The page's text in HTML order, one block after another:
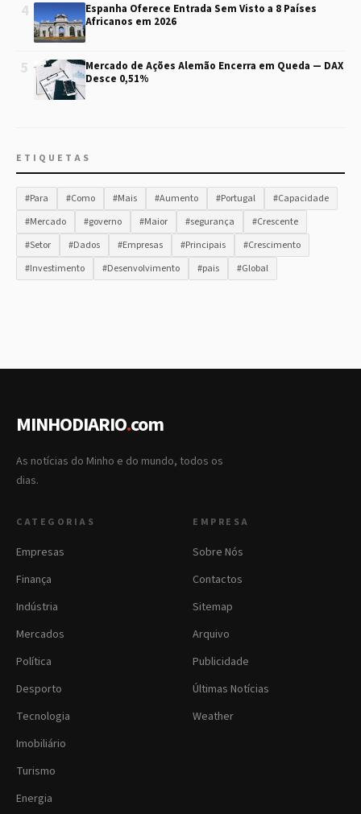
4
Espanha Oferece Entrada Sem Visto a 8 Países
Africanos em 2026
5
Mercado de Ações Alemão Encerra em Queda — DAX
Desce 0,51%
ETIQUETAS
#Para #Como #Mais #Aumento #Portugal
#Capacidade
#Mercado
#governo #Maior #segurança
#Crescente
#Setor
#Dados #Empresas #Principais
#Crescimento
#Investimento
#Desenvolvimento #pais #Global
MINHODIARIO.com
As notícias do Minho e do mundo, todos os
dias.
CATEGORIAS
Empresas
Finança
Indústria
Mercados
Política
Desporto
Tecnologia
Imobiliário
Turismo
Energia
EMPRESA
Sobre Nós
Contactos
Sitemap
Arquivo
Publicidade
Últimas Notícias
Weather